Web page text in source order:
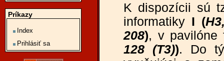
K dispozícii sú
informatiky I (
208), v
128 (T3)). Do
Príkazy
Index
Prihlásiť sa